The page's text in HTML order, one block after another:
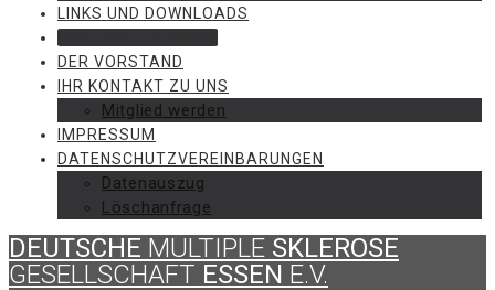
LINKS UND DOWNLOADS
DER VORSTAND
IHR KONTAKT ZU UNS
Mitglied werden
IMPRESSUM
DATENSCHUTZVEREINBARUNGEN
Datenauszug
Löschanfrage
DEUTSCHE MULTIPLE SKLEROSE
GESELLSCHAFT ESSEN E.V.